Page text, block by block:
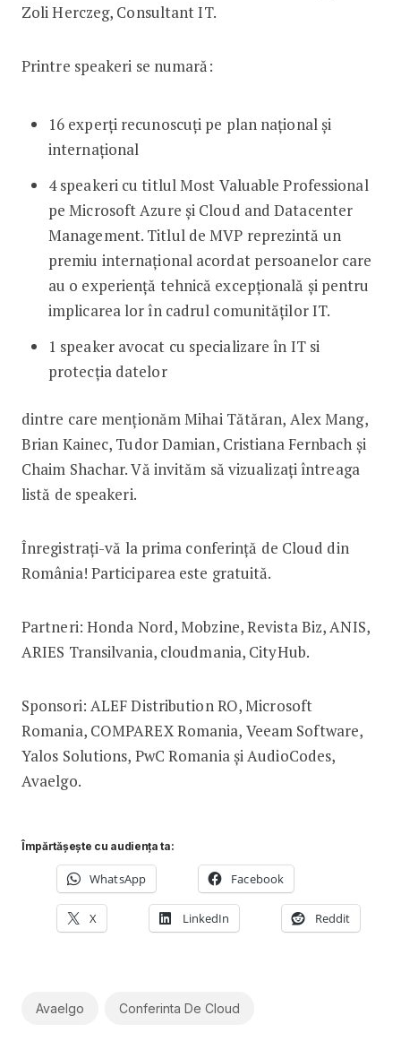
Zoli Herczeg, Consultant IT.
Printre speakeri se numară:
16 experți recunoscuți pe plan național și
internațional
4 speakeri cu titlul Most Valuable Professional
pe Microsoft Azure și Cloud and Datacenter
Management. Titlul de MVP reprezintă un
premiu internațional acordat persoanelor care
au o experiență tehnică excepțională și pentru
implicarea lor în cadrul comunităților IT.
1 speaker avocat cu specializare în IT si
protecția datelor
dintre care menționăm Mihai Tătăran, Alex Mang,
Brian Kainec, Tudor Damian, Cristiana Fernbach și
Chaim Shachar. Vă invităm să vizualizați întreaga
listă de speakeri.
Înregistrați-vă la prima conferință de Cloud din
România! Participarea este gratuită.
Partneri: Honda Nord, Mobzine, Revista Biz, ANIS,
ARIES Transilvania, cloudmania, CityHub.
Sponsori: ALEF Distribution RO, Microsoft
Romania, COMPAREX Romania, Veeam Software,
Yalos Solutions, PwC Romania și AudioCodes,
Avaelgo.
Împărtășește cu audiența ta:
WhatsApp Facebook
X LinkedIn Reddit
Avaelgo Conferinta De Cloud